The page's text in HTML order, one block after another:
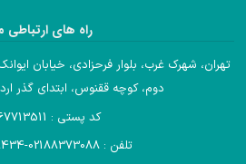
راه های ارتباطی
تهران، شهرک غرب، بلوار فرحزادی، خیابان
دوم، کوچه ققنوس، ابتدای گذر
کد پستی : 1467713511
تلفن : 02188373088-02188099434